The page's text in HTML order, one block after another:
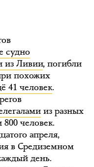
судно
из Ливии, погибли
похожих
41 человек.
из разных
человек.
апреля,
в Средиземном
день.